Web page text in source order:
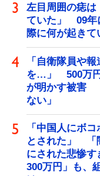
左目周囲の痣は
ていた」 09年
際に何が起きて
「自衛隊員や
を…」 500万円
が明かす被害
ない」
「中国人にボ
とされた」 「
にされた悲惨
300万円」も、